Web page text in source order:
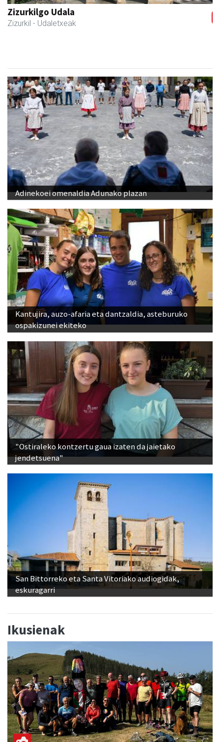
Zizurkilgo Udala
Zizurkil - Udaletxeak
Adinekoei omenaldia Adunako plazan
Kantujira, auzo-afaria eta dantzaldia, asteburuko
ospakizunei ekiteko
"Ostiraleko kontzertu gaua izaten da jaietako
jendetsuena"
San Bittorreko eta Santa Vitoriako audiogidak,
eskuragarri
Ikusienak